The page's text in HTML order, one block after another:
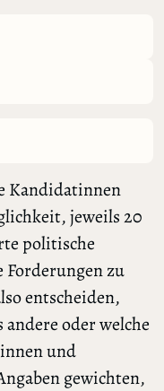
Kandidatinnen
jeweils 20
politische
zu
entscheiden,
oder welche
und
gewichten,